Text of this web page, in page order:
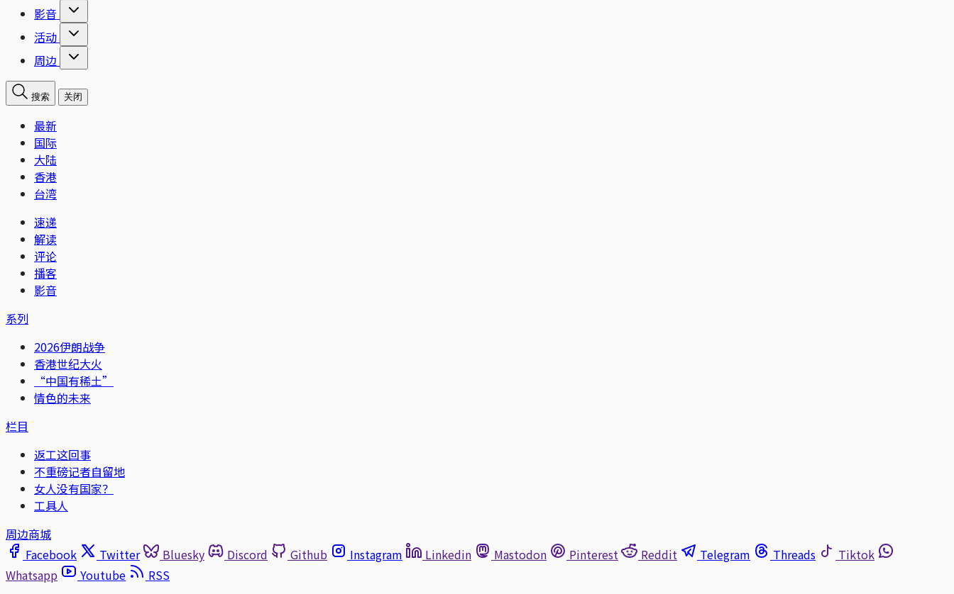
影音
活动
周边
搜索 关闭
最新
国际
大陆
香港
台湾
速递
解读
评论
播客
影音
系列
2026伊朗战争
香港世纪大火
“中国有稀土”
情色的未来
栏目
返工这回事
不重磅记者自留地
女人没有国家？
工具人
周边商城
Facebook
Twitter Bluesky Discord Github Instagram Linkedin Mastodon Pinterest Reddit Telegram Threads
Tiktok
Whatsapp
Youtube RSS